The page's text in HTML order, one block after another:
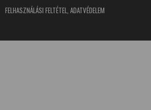
FELHASZNÁLÁSI FELTÉTEL, ADATVÉDELEM